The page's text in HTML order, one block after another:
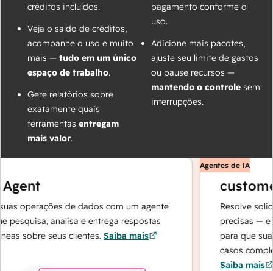
créditos incluídos.
Veja o saldo de créditos,
acompanhe o uso e muito
mais — tudo em um único
espaço de trabalho.
Gere relatórios sobre
exatamente quais
ferramentas entregam
mais valor.
pagamento conforme o
uso.
Adicione mais pacotes,
ajuste seu limite de gastos
ou pause recursos —
mantendo o controle sem
interrupções.
operações de dados com um agente
analisa e entrega respostas
sobre seus clientes.Saiba mais
Agentes de IA
Resolve
precisas — e
para que sua
casos
Saiba mais